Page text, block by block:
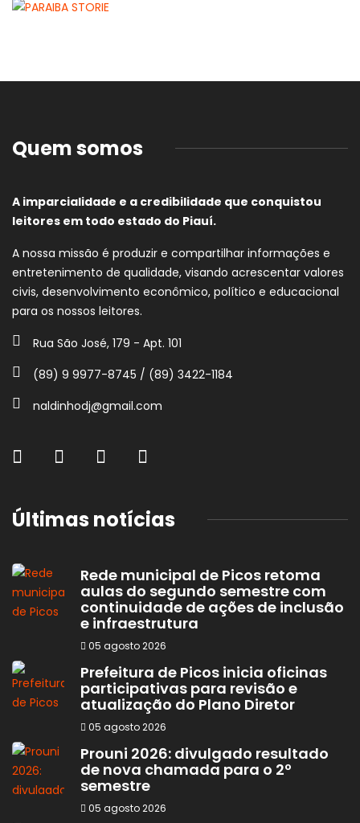
Quem somos
A imparcialidade e a credibilidade que conquistou
leitores em todo estado do Piauí.
A nossa missão é produzir e compartilhar informações e
entretenimento de qualidade, visando acrescentar valores
civis, desenvolvimento econômico, político e educacional
para os nossos leitores.
Rua São José, 179 - Apt. 101
(89) 9 9977-8745 / (89) 3422-1184
naldinhodj@gmail.com
Últimas notícias
Rede municipal de Picos retoma
aulas do segundo semestre com
continuidade de ações de inclusão
e infraestrutura
05 agosto 2026
Prefeitura de Picos inicia oficinas
participativas para revisão e
atualização do Plano Diretor
05 agosto 2026
Prouni 2026: divulgado resultado
de nova chamada para o 2º
semestre
05 agosto 2026